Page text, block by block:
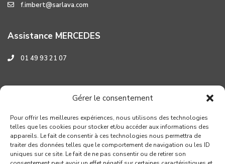
Gérer le consentement
Pour offrir les meilleures expériences, nous utilisons des technologies
telles que les cookies pour stocker et/ou accéder aux informations des
appareils. Le fait de consentir à ces technologies nous permettra de
traiter des données telles que le comportement de navigation ou les ID
uniques sur ce site. Le fait de ne pas consentir ou de retirer son
f.imbert@sarlava.com
Assistance MERCEDES
01 49 93 21 07
Assistance HYUNDAI